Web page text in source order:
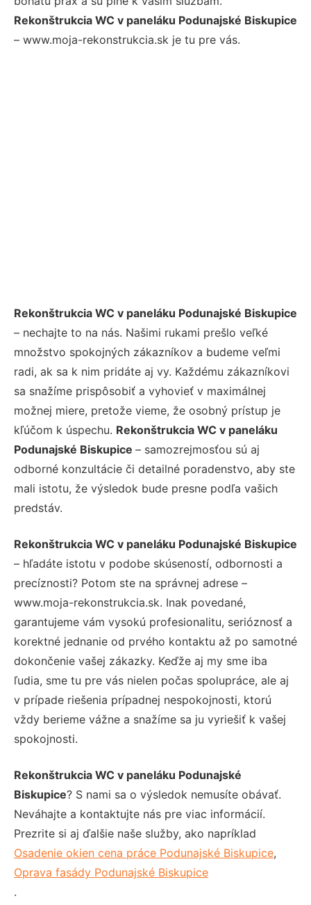
Rekonštrukcia WC v paneláku Podunajské Biskupice
– www.moja-rekonstrukcia.sk je tu pre vás.
Rekonštrukcia WC v paneláku Podunajské Biskupice
– nechajte to na nás. Našimi rukami prešlo veľké
množstvo spokojných zákazníkov a budeme veľmi
radi, ak sa k nim pridáte aj vy. Každému zákazníkovi
sa snažíme prispôsobiť a vyhovieť v maximálnej
možnej miere, pretože vieme, že osobný prístup je
kľúčom k úspechu. Rekonštrukcia WC v paneláku
Podunajské Biskupice – samozrejmosťou sú aj
odborné konzultácie či detailné poradenstvo, aby ste
mali istotu, že výsledok bude presne podľa vašich
predstáv.
Rekonštrukcia WC v paneláku Podunajské Biskupice
– hľadáte istotu v podobe skúseností, odbornosti a
precíznosti? Potom ste na správnej adrese –
www.moja-rekonstrukcia.sk. Inak povedané,
garantujeme vám vysokú profesionalitu, serióznosť a
korektné jednanie od prvého kontaktu až po samotné
dokončenie vašej zákazky. Keďže aj my sme iba
ľudia, sme tu pre vás nielen počas spolupráce, ale aj
v prípade riešenia prípadnej nespokojnosti, ktorú
vždy berieme vážne a snažíme sa ju vyriešiť k vašej
spokojnosti.
Rekonštrukcia WC v paneláku Podunajské
Biskupice? S nami sa o výsledok nemusíte obávať.
Neváhajte a kontaktujte nás pre viac informácií.
Prezrite si aj ďalšie naše služby, ako napríklad
Osadenie okien cena práce Podunajské Biskupice,
Oprava fasády Podunajské Biskupice
.